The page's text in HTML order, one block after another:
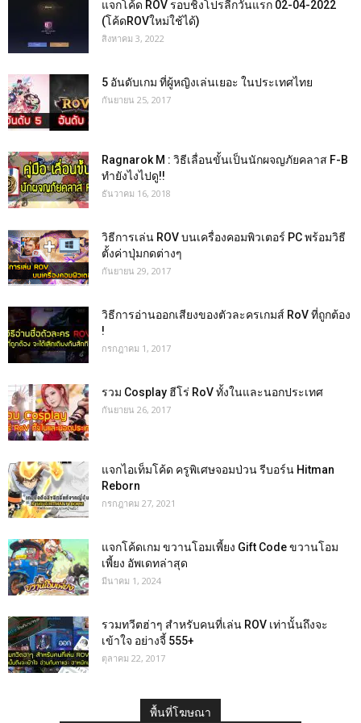
แจกโค้ด ROV รอบชิงโปรลีกวันแรก 02-04-2022
(โค้ดROVใหม่ใช้ได้)
สิงหาคม 3, 2022
5 อันดับเกม ที่ผู้หญิงเล่นเยอะ ในประเทศไทย
กันยายน 25, 2017
Ragnarok M : วิธีเลื่อนขั้นเป็นนักผจญภัยคลาส F-B
ทำยังไงไปดู!!
ธันวาคม 16, 2018
วิธีการเล่น ROV บนเครื่องคอมพิวเตอร์ PC พร้อมวิธี
ตั้งค่าปุ่มกดต่างๆ
กันยายน 29, 2017
วิธีการอ่านออกเสียงของตัวละครเกมส์ RoV ที่ถูกต้อง
!
กรกฎาคม 1, 2017
รวม Cosplay ฮีโร่ RoV ทั้งในและนอกประเทศ
กันยายน 26, 2017
แจกไอเท็มโค้ด ครูพิเศษจอมป่วน รีบอร์น Hitman
Reborn
กรกฎาคม 27, 2021
แจกโค้ดเกม ขวานโอมเพี้ยง Gift Code ขวานโอม
เพี้ยง อัพเดทล่าสุด
มีนาคม 1, 2024
รวมทวีตฮ่าๆ สำหรับคนที่เล่น ROV เท่านั้นถึงจะ
เข้าใจ อย่างจี้ 555+
ตุลาคม 22, 2017
พื้นที่โฆษณา